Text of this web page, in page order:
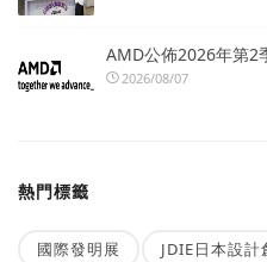
AMD公佈2026年第2
2026/08/07
熱門標籤
國際發明展 JDIE日本設